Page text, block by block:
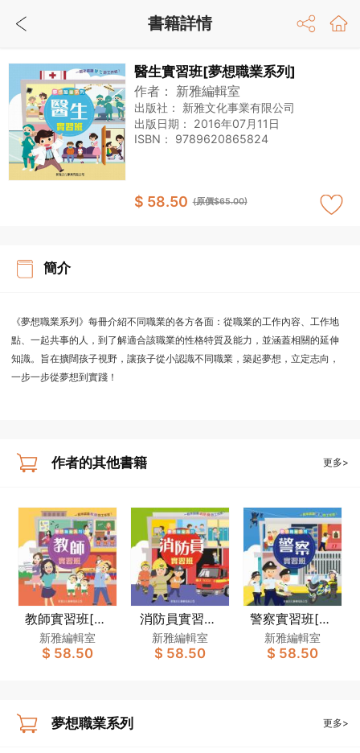
醫生實習班[夢想職業系列]
作者： 新雅編輯室
出版社： 新雅文化事業有限公司
出版日期： 2016年07月11日
ISBN： 9789620865824
$ 58.50 (原價$65.00)
簡介
《夢想職業系列》每冊介紹不同職業的各方各面：從職業的工作內容、工作地
點、一起共事的人，到了解適合該職業的性格特質及能力，並涵蓋相關的延伸
知識。旨在擴闊孩子視野，讓孩子從小認識不同職業，築起夢想，立定志向，
一步一步從夢想到實踐！
作者的其他書籍 更多>
教師實習班[夢
想職業系列]
新雅編輯室
$ 58.50
消防員實習班
[夢想職業系列]
新雅編輯室
$ 58.50
警察實習班[夢
想職業系列]
新雅編輯室
$ 58.50
夢想職業系列 更多>
書籍詳情